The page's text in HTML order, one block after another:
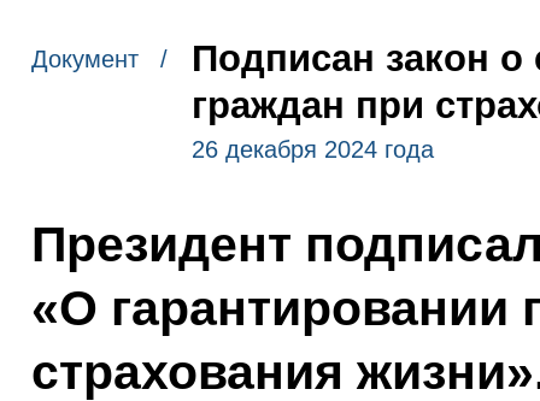
Документ /
Подписан закон о
граждан при
26 декабря 2024 года
Президент
«О гарантировании
страхования